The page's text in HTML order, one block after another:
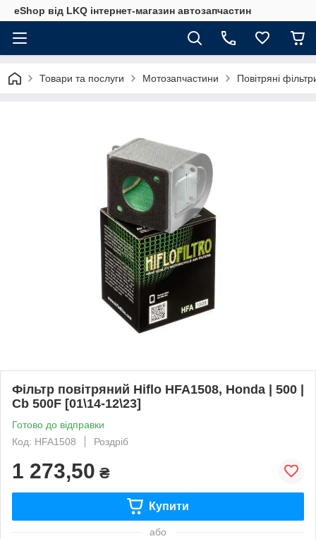
eShop від LKQ інтернет-магазин автозапчастин
Товари та послуги Мотозапчастини Повітряні
Фільтр повітряний Hiflo HFA1508, Honda | 500 |
Cb 500F [01\14-12\23]
Готово до відправки
Код: HFA1508
Роздріб
1 273,50 ₴
Купити
або